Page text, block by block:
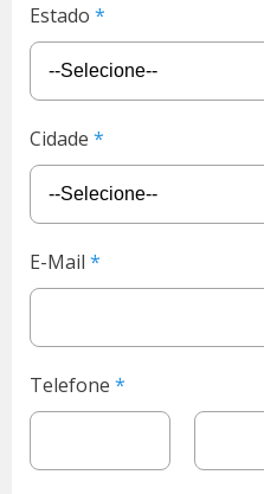
Estado
Cidade
E-Mail
Telefone